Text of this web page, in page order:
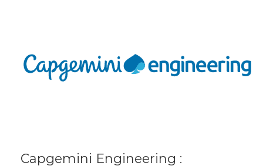
Capgemini Engineering :